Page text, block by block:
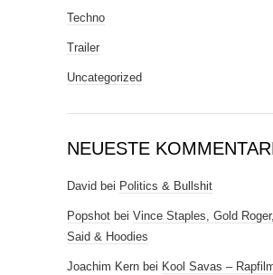
Techno
Trailer
Uncategorized
NEUESTE
David bei Politics & Bullshit
Popshot bei Vince Staples, Gold
Said & Hoodies
Joachim Kern bei Kool Savas –